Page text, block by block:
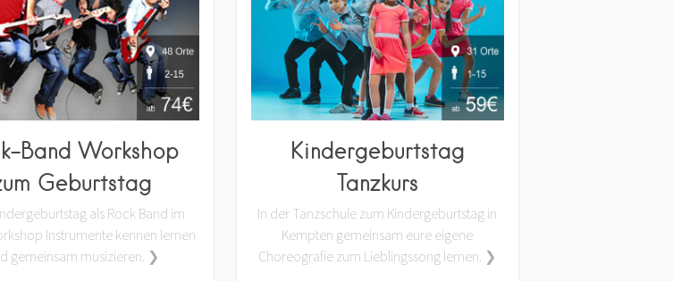
Band Workshop
Geburtstag
als Rock Band im
Instrumente kennen lernen
gemeinsam musizieren. ❯
Kindergeburtstag
Tanzkurs
In der Tanzschule zum Kindergeburtstag in
Kempten gemeinsam eure eigene
Choreografie zum Lieblingssong lernen. ❯